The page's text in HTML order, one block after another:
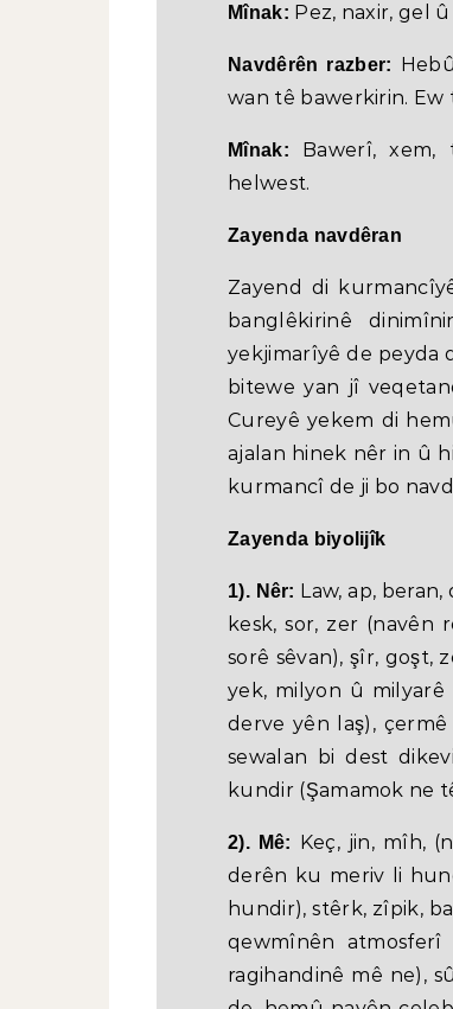
Mînak: Pez, naxir, gel
Navdêrên razber:
wan tê bawerkirin. Ew
Mînak:
Bawerî, xem,
helwest.
Zayenda navdêran
Zayend di
banglêkirinê
yekjimarîyê de peyda
bitewe yan jî
Cureyê yekem di
ajalan hinek nêr in û
kurmancî de ji bo
Zayenda biyolijîk
1). Nêr: Law, ap,
kesk, sor, zer (navên
sorê sêvan), şîr, goşt,
yek, milyon û
derve yên laş),
sewalan bi dest
kundir (Şamamok ne
2). Mê: Keç, jin, mîh,
derên ku meriv li
hundir), stêrk, zîpik,
qewmînên
ragihandinê mê ne),